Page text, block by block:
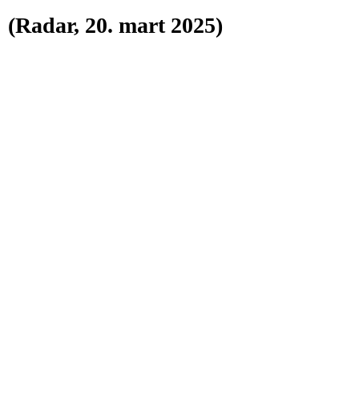
(Radar, 20. mart 2025)